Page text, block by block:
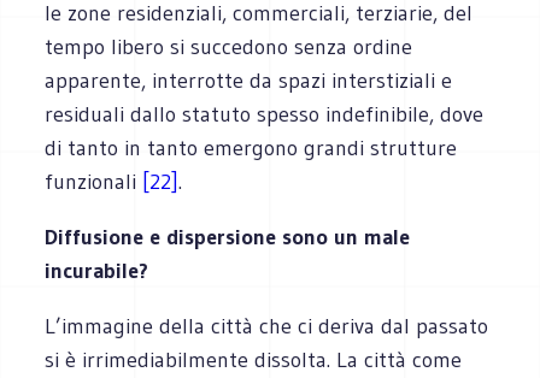
le zone residenziali, commerciali, terziarie, del
tempo libero si succedono senza ordine
apparente, interrotte da spazi interstiziali e
residuali dallo statuto spesso indefinibile, dove
di tanto in tanto emergono grandi strutture
funzionali [22].
Diffusione e dispersione sono un male
incurabile?
L’immagine della città che ci deriva dal passato
si è irrimediabilmente dissolta. La città come